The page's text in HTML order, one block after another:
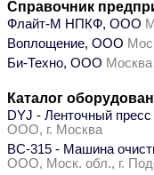
Справочник
Флайт-М НПКФ, ООО
Воплощение, ООО
Би-Техно, ООО
Каталог
DYJ - Ленточный
ООО, г. Москва
ВС-315 - Машина
ООО, Моск. обл., г.